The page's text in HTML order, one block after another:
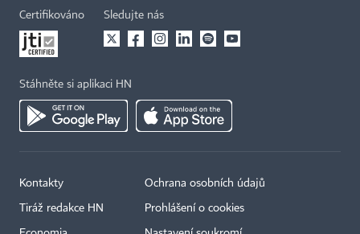
Certifikováno Sledujte nás
Stáhněte si aplikaci HN
Kontakty
Tiráž redakce HN
Ochrana osobních údajů
Prohlášení o cookies